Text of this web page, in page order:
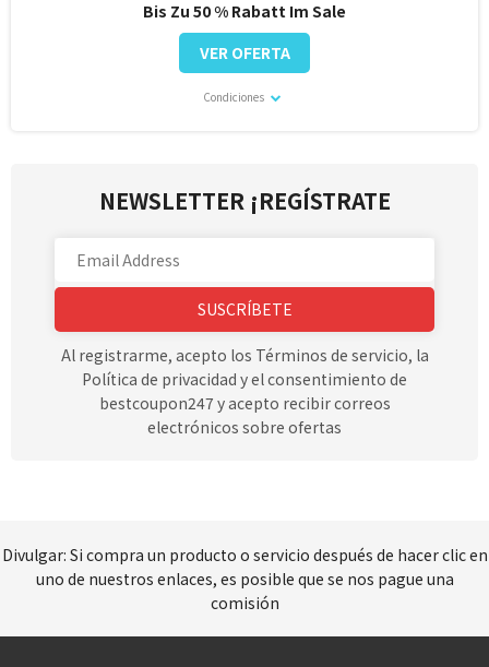
Bis Zu 50 % Rabatt Im Sale
Condiciones
VER OFERTA
NEWSLETTER ¡REGÍSTRATE
SUSCRÍBETE
Al registrarme, acepto los Términos de servicio, la
Política de privacidad y el consentimiento de
bestcoupon247 y acepto recibir correos
electrónicos sobre ofertas
Divulgar: Si compra un producto o servicio después de hacer clic en
uno de nuestros enlaces, es posible que se nos pague una
comisión